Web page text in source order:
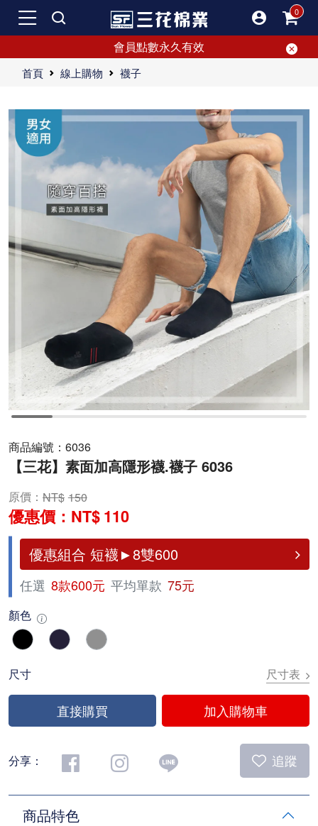
會員點數永久有效
首頁 線上購物 襪子
三花隱形襪結合設計巧思與柔軟舒適，選用優質棉料，具吸汗透氣效果，讓足部乾爽自信。絕佳穿著體驗彰顯時尚品味，是隱形襪的最佳選擇。挑選隱形襪，就選三花。
"最近搬家，整理那個大而亂的衣櫃時，發現裡面真的是什麼都有。其中最多的就是隱形襪，竟然翻出了至少50雙！(驚)有些已經鬆了，不知道為什麼沒丟；還有些只剩一隻，另一隻卻成了名符其實的“隱形”襪。 這些年來，我應該買了超過300雙隱形襪，算是隱形襪專家了。每天穿隱形襪，特別是運動時，甚至可能一天換兩雙。隱形襪用量大也是因為我的小腿比較粗，長款襪子顯胖。隱形襪則不僅實穿，還不容易搶戲。所以，隱形襪成了我的首選。 要說最愛的隱形襪品牌，那非NIKE和三花莫屬。NIKE隱形襪設計感強，帶著虛榮心的我特別喜歡那個LOGO，位置恰到好處，不顯得突兀。在脫鞋時，這LOGO還能給足面子。然而，NIKE的超隱形款雖然好看，但如果沒有繩帶設計的話，很容易脫跟。反倒是訓練款的隱形襪，因為有腳跟設計，會多出一些布料，儘管不穿時看起來有點皺，但穿上後不影響美感和機能。 相比之下，本土老牌三花的隱形襪則是我穿過最舒服的。這大概是因為三花的棉質含量和新鮮度極高，所以襪子的觸感非常好，一穿上就能感受到。三花也有多種款式，包括運動型隱形襪，吸汗和透氣度比NIKE的更好。 為什麼不都選三花的隱形襪呢？哈哈，一部分是虛榮心作祟，畢竟運動人嘛，穿運動品牌似乎更合適。雖然事實證明名牌隱形襪並沒有增加我的運動意願。三花隱形襪我多半用來上班穿，因為公司對穿著沒限制，我可以自在地穿平底鞋，搭配三花的隱形襪，全天穿著也不感悶熱。三花隱形襪的透氣度好，吸汗能力強，即使穿一整天回家脫下也乾爽。透氣度好的襪子腳不容易臭，所以也真的不需要花錢買有特殊功能的隱形襪（聽說穿久了還會變硬）。 三花隱形襪沒有太多花色選擇，這一點我倒是無所謂。很多印花襪子洗後圖案容易龜裂、觸感偏硬。我只需要基本款的黑、灰、白、深藍就已經夠用了。 總結一下，如果你像我一樣每天都穿隱形襪，選擇適合自己的品牌真的很重要。NIKE和三花各有特色，根據不同場合來選擇搭配，確保舒適與實用並重，是不二法門。"
商品編號： 6036
【三花】素面加高隱形襪.襪子 6036
原價： 150
優惠價： 110
優惠組合 短襪►8雙600
任選 8款600元 平均單款 75元
顏色
尺寸 尺寸表
直接購買 加入購物車
分享： 追蹤
商品特色